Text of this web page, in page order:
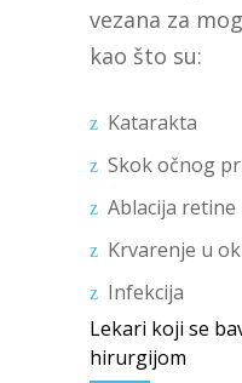
vezana za
kao što su:
Katarakta
Skok očnog
Ablacija retine
Krvarenje u
Infekcija
Lekari koji se
hirurgijom